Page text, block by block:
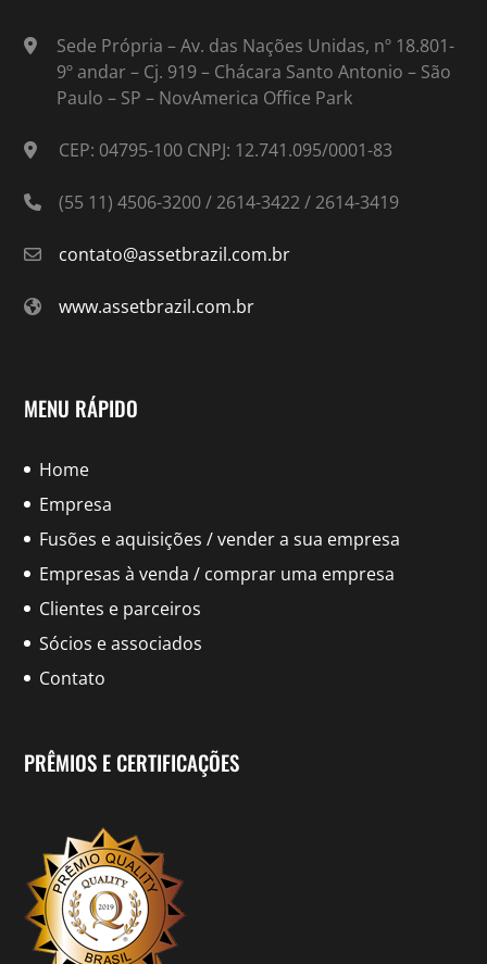
Sede Própria – Av. das Nações Unidas, nº 18.801-
9º andar – Cj. 919 – Chácara Santo Antonio – São
Paulo – SP – NovAmerica Office Park
CEP: 04795-100 CNPJ: 12.741.095/0001-83
(55 11) 4506-3200 / 2614-3422 / 2614-3419
contato@assetbrazil.com.br
www.assetbrazil.com.br
MENU RÁPIDO
Home
Empresa
Fusões e aquisições / vender a sua empresa
Empresas à venda / comprar uma empresa
Clientes e parceiros
Sócios e associados
Contato
PRÊMIOS E CERTIFICAÇÕES